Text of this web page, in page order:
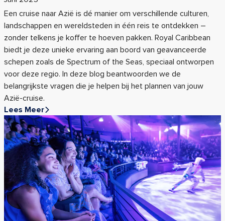
Een cruise naar Azië is dé manier om verschillende culturen,
landschappen en wereldsteden in één reis te ontdekken –
zonder telkens je koffer te hoeven pakken. Royal Caribbean
biedt je deze unieke ervaring aan boord van geavanceerde
schepen zoals de Spectrum of the Seas, speciaal ontworpen
voor deze regio. In deze blog beantwoorden we de
belangrijkste vragen die je helpen bij het plannen van jouw
Azië-cruise.
Lees Meer